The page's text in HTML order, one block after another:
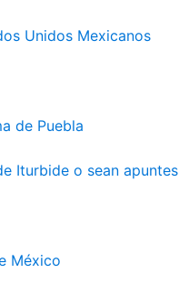
Unidos Mexicanos
de Puebla
Iturbide o sean apuntes
México